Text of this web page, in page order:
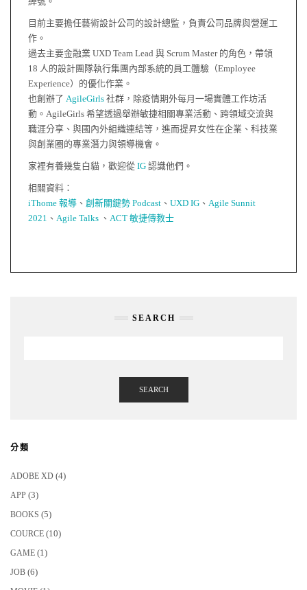
目前主要擔任藝術設計公司的設計總監，負責公司品牌與營運工
作。
過去主要金融業 UXD Team Lead 與 Scrum Master 的角色，帶領
18 人的設計團隊執行集團內部系統的員工體驗（Employee
Experience）的優化作業。
也創辦了 AgileGirls 社群，除疫情期外每月一場實體工作坊活
動。AgileGirls 希望透過舉辦敏捷相關專業活動、跨領域交流與
職涯分享、與國內外組織連結等，進而提昇女性在企業、科技業
與創業圈的專業潛力與領導機會。
家裡有養幾隻白貓，歡迎從 IG 認識他們。
相關資料：
iThome 報導 、 創新關鍵勢 Podcast 、 UXD IG 、 Agile Sunnit
2021 、 Agile Talks 、 ACT 敏捷傳教士
SEARCH
SEARCH
分類
ADOBE XD (4)
APP (3)
BOOKS (5)
COURCE (10)
GAME (1)
JOB (6)